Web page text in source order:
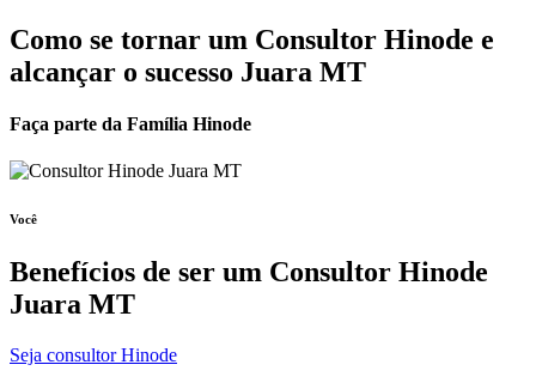
Como se tornar um Consultor Hinode e
alcançar o sucesso Juara MT
Faça parte da Família Hinode
Você
Benefícios de ser um Consultor Hinode
Juara MT
Seja consultor Hinode